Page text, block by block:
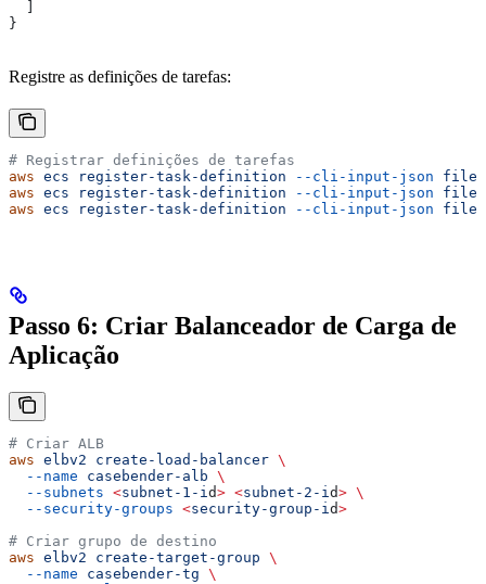
}
Registre as definições de tarefas:
# Registrar definições de tarefas
aws ecs register-task-definition --cli-input-json
aws ecs register-task-definition --cli-input-json
aws ecs register-task-definition --cli-input-json
Passo 6: Criar Balanceador de Carga de
Aplicação
# Criar ALB
aws elbv2 create-load-balancer \
  --name
casebender-alb \
  --subnets
<subnet-1-i d> <subnet-2-i d> \
  --security-groups
<security-group-i d>
# Criar grupo de destino
aws elbv2 create-target-group \
  --name
casebender-tg \